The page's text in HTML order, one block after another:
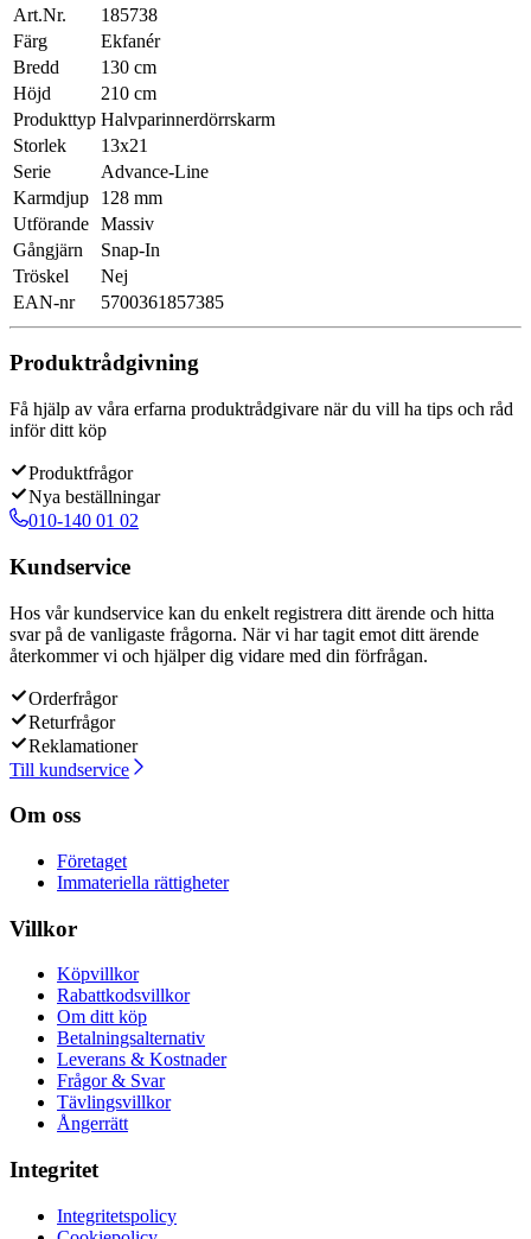
Art.Nr.
185738
Färg
Ekfanér
Bredd
130 cm
Höjd
210 cm
Produkttyp Halvparinnerdörrskarm
Storlek
13x21
Serie
Advance-Line
Karmdjup
128 mm
Utförande Massiv
Gångjärn
Snap-In
Tröskel
Nej
EAN-nr
5700361857385
Produktrådgivning
Få hjälp av våra erfarna produktrådgivare när du vill ha tips och råd
inför ditt köp
Produktfrågor
Nya beställningar
010-140 01 02
Kundservice
Hos vår kundservice kan du enkelt registrera ditt ärende och hitta
svar på de vanligaste frågorna. När vi har tagit emot ditt ärende
återkommer vi och hjälper dig vidare med din förfrågan.
Orderfrågor
Returfrågor
Reklamationer
Till kundservice
Om oss
Företaget
Immateriella rättigheter
Villkor
Köpvillkor
Rabattkodsvillkor
Om ditt köp
Betalningsalternativ
Leverans & Kostnader
Frågor & Svar
Tävlingsvillkor
Ångerrätt
Integritet
Integritetspolicy